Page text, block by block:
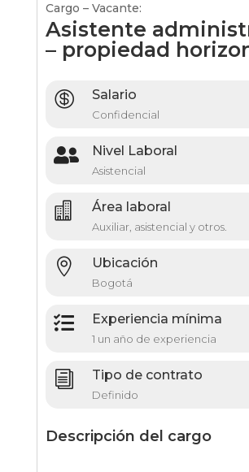
Cargo – Vacante:
Asistente
– propiedad
 Salario
Confidencial
 Nivel Laboral
Asistencial
 Área laboral
Auxiliar, asistencial y otros.
 Ubicación
Bogotá
 Experiencia mínima
1 un año de experiencia
i Tipo de contrato
Definido
Descripción del cargo